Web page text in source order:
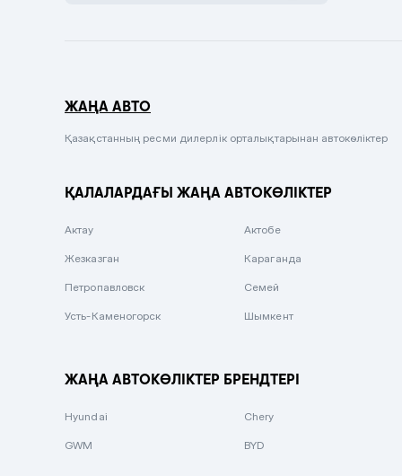
Сиреневый металлик
Вишневый
ЖАҢА АВТО
Қазақстанның ресми дилерлік орталықтарынан автокөліктер
ҚАЛАЛАРДАҒЫ ЖАҢА АВТОКӨЛІКТЕР
Актау Актобе
Жезказган Караганда
Петропавловск Семей
Усть-Каменогорск Шымкент
ЖАҢА АВТОКӨЛІКТЕР БРЕНДТЕРІ
Hyundai Chery
GWM BYD